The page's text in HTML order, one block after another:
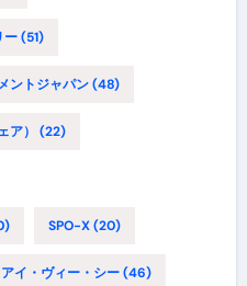
ー(51)
ントジャパン(48)
） (22)
SPO-X(20)
アイ・ヴィー・シー(46)